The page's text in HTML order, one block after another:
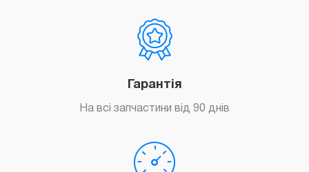
Гарантія
На всі запчастини від 90 днів